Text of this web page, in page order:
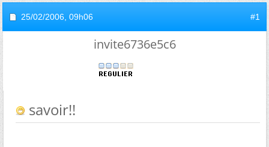
25/02/2006, 09h06 #1
invite6736e5c6
savoir!!